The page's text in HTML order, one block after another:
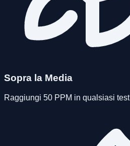
Sopra la Media
Raggiungi 50 PPM in qualsiasi test